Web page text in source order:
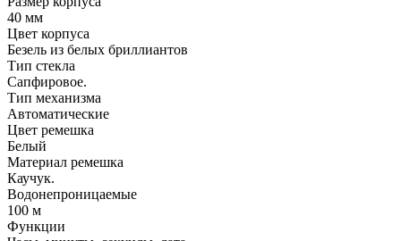
40 мм
Цвет корпуса
Безель из белых бриллиантов
Тип стекла
Сапфировое.
Тип механизма
Автоматические
Цвет ремешка
Белый
Материал ремешка
Каучук.
Водонепроницаемые
100 м
Функции